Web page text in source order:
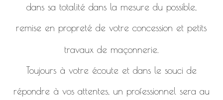
dans sa totalité dans la mesure du possible,
remise en propreté de votre concession et petits
travaux de maçonnerie.
Toujours à votre écoute et dans le souci de
répondre à vos attentes, un professionnel sera au